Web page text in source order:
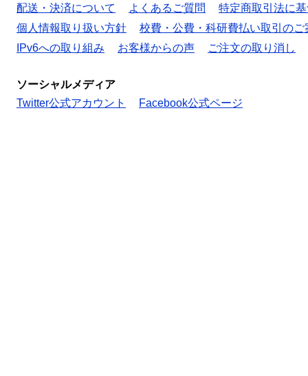
配送・決済について
よくあるご質問
特定商取引法に
個人情報取り扱い方針
校費・公費・科研費払い取引のご
IPv6への取り組み
お客様からの声 ご注文の取り消し
ソーシャルメディア
Twitter公式アカウント
Facebook公式ページ